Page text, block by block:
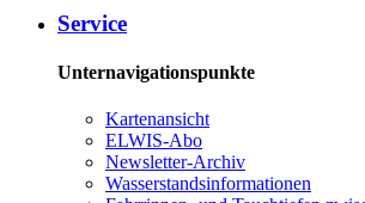
Ser­vice
Unternavigationspunkte
Kar­ten­an­sicht
EL­WIS-​Abo
Newslet­ter-​Ar­chiv
Was­ser­stands­in­for­ma­tio­nen